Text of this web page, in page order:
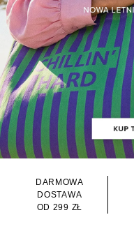
DARMOWA
DOSTAWA
OD 299 ZŁ